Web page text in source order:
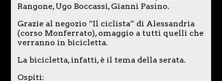
Rangone, Ugo Boccassi, Gianni Pasino.
Grazie al negozio “Il ciclista” di Alessandria
(corso Monferrato), omaggio a tutti quelli che
verranno in bicicletta.
La bicicletta, infatti, è il tema della serata.
Ospiti: